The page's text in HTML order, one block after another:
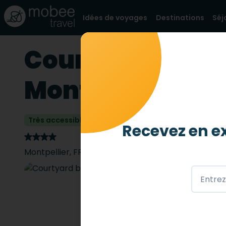
Idées de voyages Destinations
Courtyard by
Montpellier
Très accessible / 4
Montpellier, FR
Recevez en